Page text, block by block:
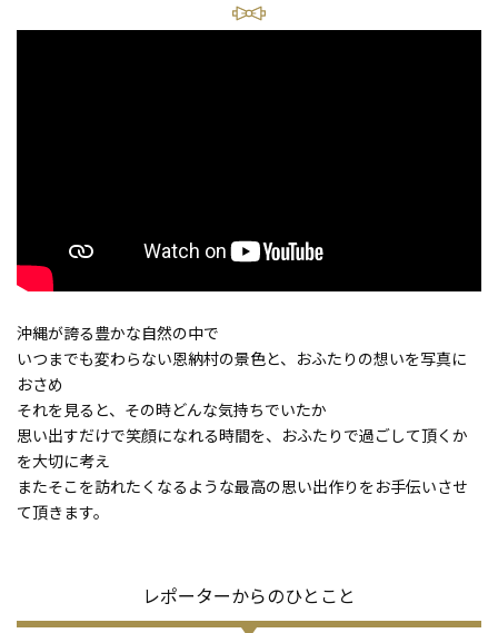
沖縄が誇る豊かな自然の中で
いつまでも変わらない恩納村の景色と、おふたりの想いを写真に
おさめ
それを見ると、その時どんな気持ちでいたか
思い出すだけで笑顔になれる時間を、おふたりで過ごして頂くか
を大切に考え
またそこを訪れたくなるような最高の思い出作りをお手伝いさせ
て頂きます。
レポーターからのひとこと